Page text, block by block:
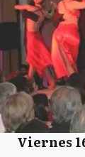
Viernes